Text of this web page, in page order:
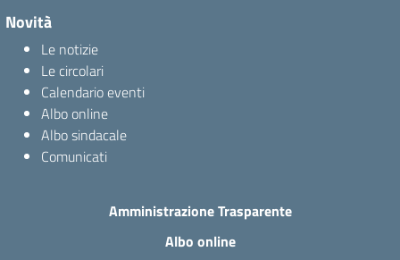
Novità
Le notizie
Le circolari
Calendario eventi
Albo online
Albo sindacale
Comunicati
Amministrazione Trasparente
Albo online